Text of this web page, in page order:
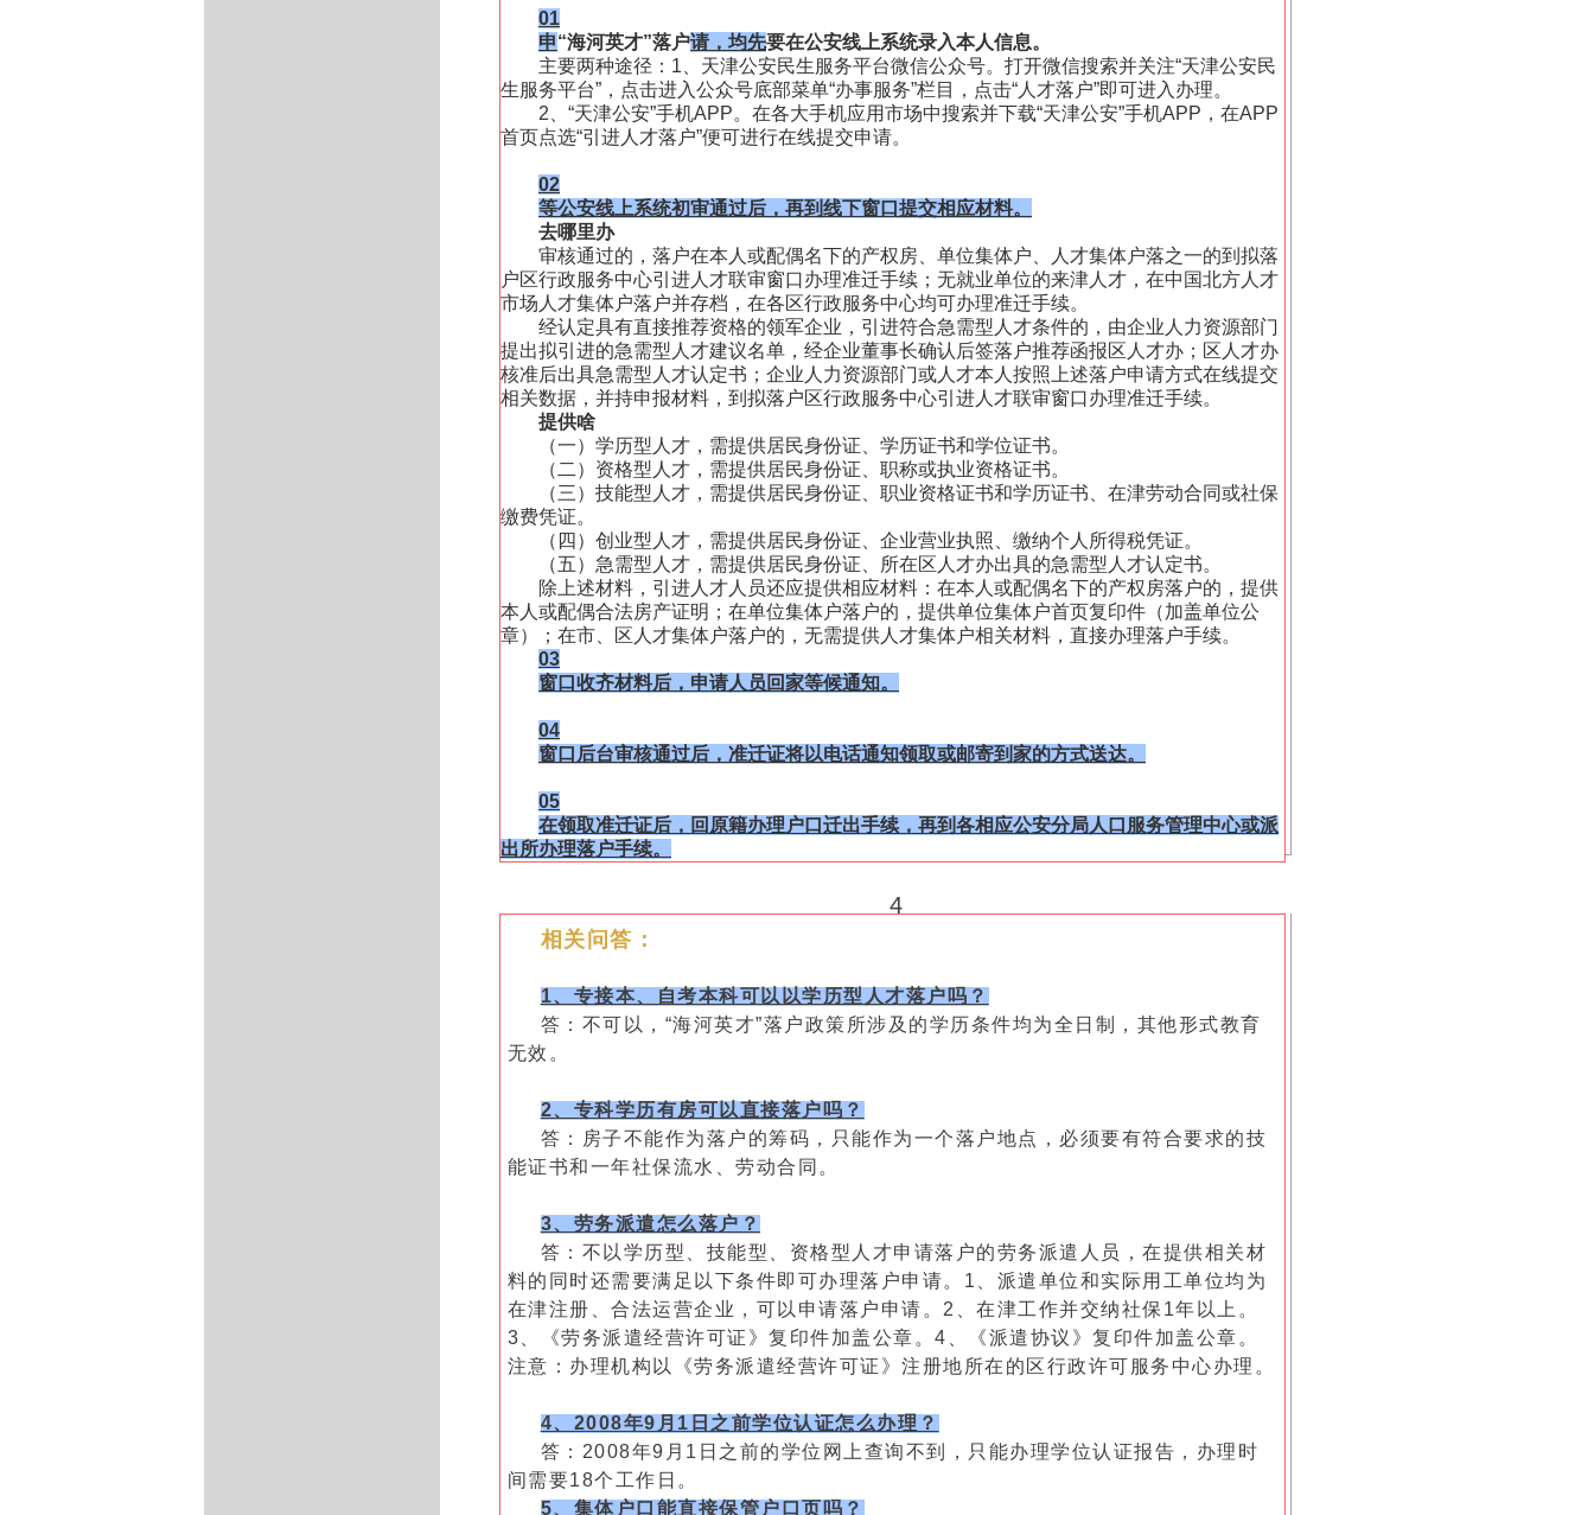
01
申“海河英才”落户请，均先要在公安线上系统录入本人信息。
主要两种途径：1、天津公安民生服务平台微信公众号。打开微信搜索并关注“天津公安民
生服务平台”，点击进入公众号底部菜单“办事服务”栏目，点击“人才落户”即可进入办理。
2、“天津公安”手机APP。在各大手机应用市场中搜索并下载“天津公安”手机APP，在APP
首页点选“引进人才落户”便可进行在线提交申请。
02
等公安线上系统初审通过后，再到线下窗口提交相应材料。
去哪里办
审核通过的，落户在本人或配偶名下的产权房、单位集体户、人才集体户落之一的到拟落
户区行政服务中心引进人才联审窗口办理准迁手续；无就业单位的来津人才，在中国北方人才
市场人才集体户落户并存档，在各区行政服务中心均可办理准迁手续。
经认定具有直接推荐资格的领军企业，引进符合急需型人才条件的，由企业人力资源部门
提出拟引进的急需型人才建议名单，经企业董事长确认后签落户推荐函报区人才办；区人才办
核准后出具急需型人才认定书；企业人力资源部门或人才本人按照上述落户申请方式在线提交
相关数据，并持申报材料，到拟落户区行政服务中心引进人才联审窗口办理准迁手续。
提供啥
（一）学历型人才，需提供居民身份证、学历证书和学位证书。
（二）资格型人才，需提供居民身份证、职称或执业资格证书。
（三）技能型人才，需提供居民身份证、职业资格证书和学历证书、在津劳动合同或社保
缴费凭证。
（四）创业型人才，需提供居民身份证、企业营业执照、缴纳个人所得税凭证。
（五）急需型人才，需提供居民身份证、所在区人才办出具的急需型人才认定书。
除上述材料，引进人才人员还应提供相应材料：在本人或配偶名下的产权房落户的，提供
本人或配偶合法房产证明；在单位集体户落户的，提供单位集体户首页复印件（加盖单位公
章）；在市、区人才集体户落户的，无需提供人才集体户相关材料，直接办理落户手续。
03
窗口收齐材料后，申请人员回家等候通知。
04
窗口后台审核通过后，准迁证将以电话通知领取或邮寄到家的方式送达。
05
在领取准迁证后，回原籍办理户口迁出手续，再到各相应公安分局人口服务管理中心或派
出所办理落户手续。
4
相关问答：
1、专接本、自考本科可以以学历型人才落户吗？
答：不可以，“海河英才”落户政策所涉及的学历条件均为全日制，其他形式教育
无效。
2、专科学历有房可以直接落户吗？
答：房子不能作为落户的筹码，只能作为一个落户地点，必须要有符合要求的技
能证书和一年社保流水、劳动合同。
3、劳务派遣怎么落户？
答：不以学历型、技能型、资格型人才申请落户的劳务派遣人员，在提供相关材
料的同时还需要满足以下条件即可办理落户申请。1、派遣单位和实际用工单位均为
在津注册、合法运营企业，可以申请落户申请。2、在津工作并交纳社保1年以上。
3、《劳务派遣经营许可证》复印件加盖公章。4、《派遣协议》复印件加盖公章。
注意：办理机构以《劳务派遣经营许可证》注册地所在的区行政许可服务中心办理。
4、2008年9月1日之前学位认证怎么办理？
答：2008年9月1日之前的学位网上查询不到，只能办理学位认证报告，办理时
间需要18个工作日。
5、集体户口能直接保管户口页吗？